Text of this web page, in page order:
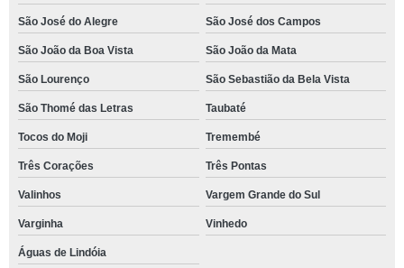
São José do Alegre São José dos Campos
São João da Boa Vista São João da Mata
São Lourenço São Sebastião da Bela Vista
São Thomé das Letras Taubaté
Tocos do Moji Tremembé
Três Corações Três Pontas
Valinhos Vargem Grande do Sul
Varginha Vinhedo
Águas de Lindóia